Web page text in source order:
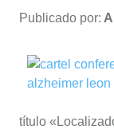
Publicado por:
título